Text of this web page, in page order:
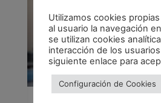
Utilizamos cookies
al usuario la navegación
se utilizan cookies
interacción de los
siguiente enlace para
Configuración de Cookies